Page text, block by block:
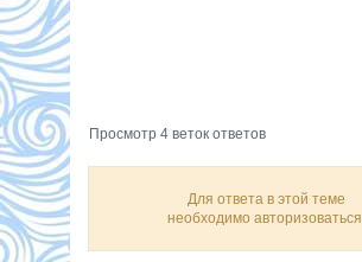
Просмотр 4 веток ответов
Для ответа в этой теме
необходимо авторизоваться.